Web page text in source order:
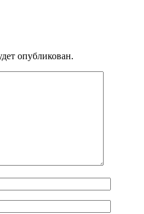
опубликован.